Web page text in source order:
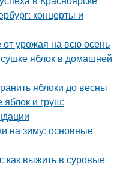
концерты и
от урожая на всю осень
яблок в домашней
яблоки до весны
и груш:
на зиму: основные
как выжить в суровые